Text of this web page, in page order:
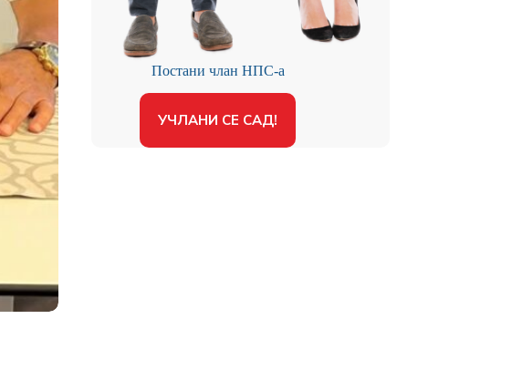
Постани члан НПС-а
УЧЛАНИ СЕ САД!